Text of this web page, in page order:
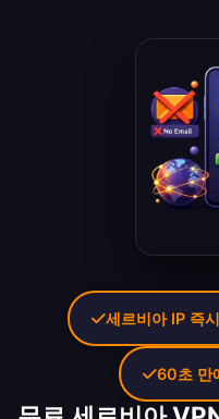
세르비아 IP 즉
60초 만